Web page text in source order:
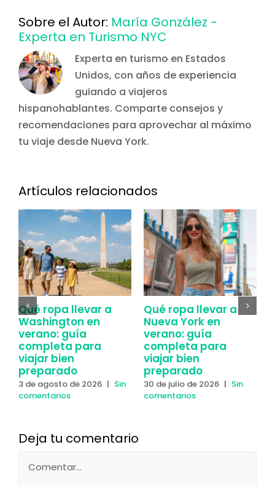
Sobre el Autor: María González -
Experta en Turismo NYC
Experta en turismo en Estados
Unidos, con años de experiencia
guiando a viajeros
hispanohablantes. Comparte consejos y
recomendaciones para aprovechar al máximo
tu viaje desde Nueva York.
Artículos relacionados
Qué ropa llevar a
Washington en
verano: guía
completa para
viajar bien
preparado
3 de agosto de 2026 | Sin
comentarios
Qué ropa llevar a
Nueva York en
verano: guía
completa para
viajar bien
preparado
30 de julio de 2026 | Sin
comentarios
Deja tu comentario